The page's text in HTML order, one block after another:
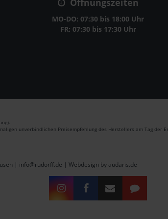
Öffnungszeiten
MO-DO: 07:30 bis 18:00 Uhr
FR: 07:30 bis 17:30 Uhr
unverbindlichen Preisempfehlung des Herstellers am Tag der
| info@rudorff.de | Webdesign by audaris.de